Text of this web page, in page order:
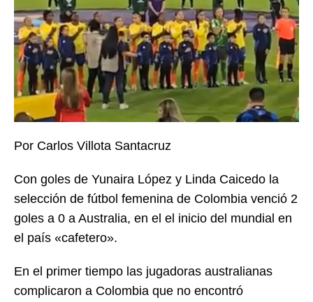
Por Carlos Villota Santacruz
Con goles de Yunaira López y Linda Caicedo la
selección de fútbol femenina de Colombia venció 2
goles a 0 a Australia, en el el inicio del mundial en
el país «cafetero».
En el primer tiempo las jugadoras australianas
complicaron a Colombia que no encontró